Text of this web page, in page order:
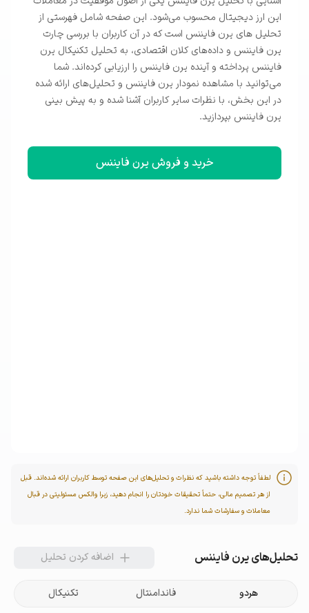
این ارز دیجیتال محسوب می‌شود. این صفحه شامل فهرستی از
تحلیل ‌های یرن فایننس است که در آن کاربران با بررسی چارت
یرن فایننس و داده‌های کلان اقتصادی، به تحلیل تکنیکال یرن
فایننس پرداخته و آینده یرن فایننس را ارزیابی کرده‌اند. شما
می‌توانید با مشاهده نمودار ‌یرن فایننس و تحلیل‌های ارائه شده
در این بخش، با نظرات سایر کاربران آشنا شده و به پیش بینی
یرن فایننس بپردازید.
خرید و فروش یرن فایننس
لطفاً توجه داشته باشید که نظرات و تحلیل‌های این صفحه توسط کاربران ارائه شده‌اند. قبل
از هر تصمیم مالی، حتماً تحقیقات خودتان را انجام دهید، زیرا والکس مسئولیتی در قبال
معاملات و سفارشات شما ندارد.
تحلیل‌هاییرن فایننس اضافه کردن تحلیل
هردو فاندامنتال تکنیکال